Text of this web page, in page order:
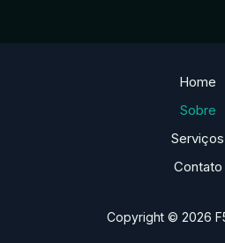
Home
Sobre
Serviços
Contato
Copyright © 2026